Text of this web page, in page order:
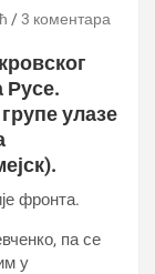
3 коментара
Русе.
улазе
фронта.
па се
у